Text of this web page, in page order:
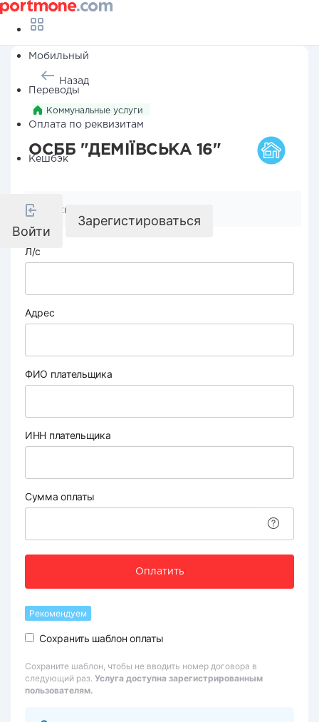
Мобильный
Переводы
Оплата по реквизитам
Кешбэк
Войти
Зарегистироваться
Назад
Коммунальные услуги
ОСББ "ДЕМІЇВСЬКА 16"
Реквизиты компании
Л/с
Адрес
ФИО плательщика
ИНН плательщика
Сумма оплаты
Оплатить
Рекомендуем
Сохранить шаблон оплаты
Сохраните шаблон, чтобы не вводить номер договора в
следующий раз. Услуга доступна зарегистрированным
пользователям.